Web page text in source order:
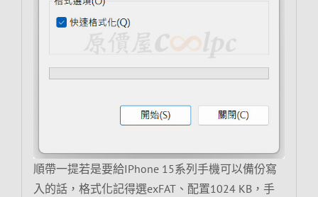
順帶一提若是要給IPhone 15系列手機可以備份寫
入的話，格式化記得選exFAT、配置1024 KB，手